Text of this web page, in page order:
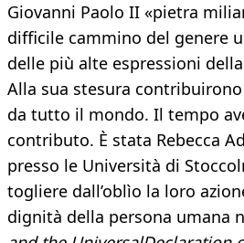
Giovanni Paolo II «pietra
difficile cammino del genere
delle più alte espressioni
Alla sua stesura
da tutto il mondo. Il tempo
contributo. È stata Rebecca
presso le Università di
togliere dall’oblìo la loro
dignità della persona umana